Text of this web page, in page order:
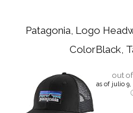
Patagonia, Logo
ColorBlack,
out
as of julio 9,